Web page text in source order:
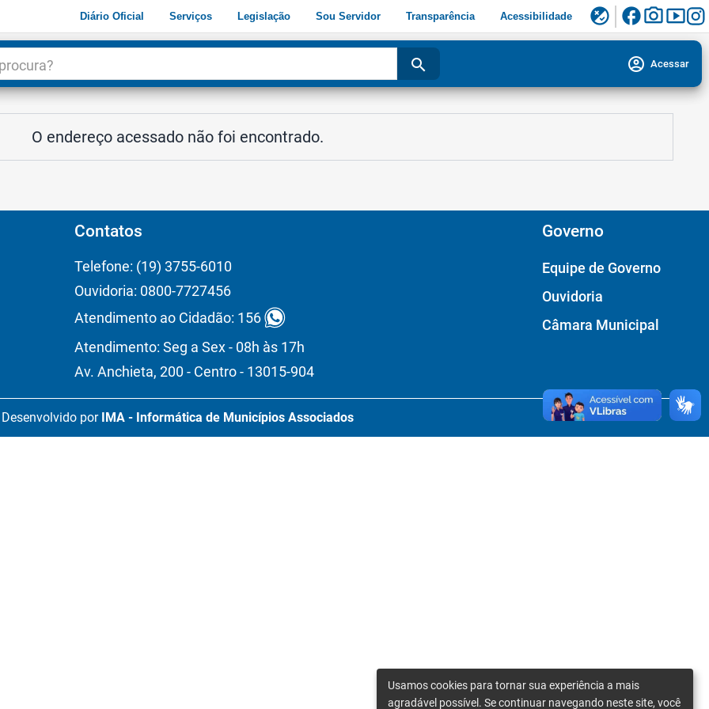
Diário Oficial Serviços Legislação Sou Servidor Transparência Acessibilidade flaky facebookphoto_camerasmart_display
search account_circle Acessar
O endereço acessado não foi encontrado.
Contatos
Telefone: (19) 3755-6010
Ouvidoria: 0800-7727456
Atendimento ao Cidadão: 156
Atendimento: Seg a Sex - 08h às 17h
Av. Anchieta, 200 - Centro - 13015-904
Governo
Equipe de Governo
Ouvidoria
Câmara Municipal
Desenvolvido por IMA - Informática de Municípios Associados
Usamos cookies para tornar sua experiência a mais
agradável possível. Se continuar navegando neste site, você